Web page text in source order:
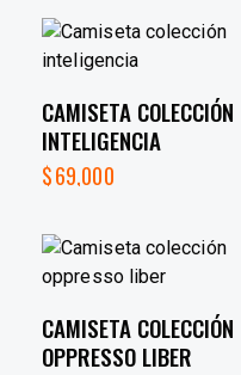
CAMISETA COLECCIÓN
INTELIGENCIA
$69,000
CAMISETA COLECCIÓN
OPPRESSO LIBER